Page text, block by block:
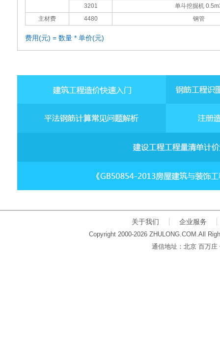
3201
单斗挖掘机
主材费
4480 钢管
费用(元) = 数量 * 单价(元)
关于我们 企业服务
Copyright 2000-2026 ZHULONG.COM.All
通信地址：北京 百万